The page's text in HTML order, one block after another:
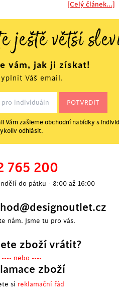
[Celý článek...]
ještě větší
vám, jak ji získat!
Váš email.
Vám zašleme obchodní nabídky s
odhlásit.
765 200
do pátku - 8:00 až 16:00
nám. Jsme tu pro vás.
zboží vrátit?
---- nebo ----
zboží
si reklamační řád